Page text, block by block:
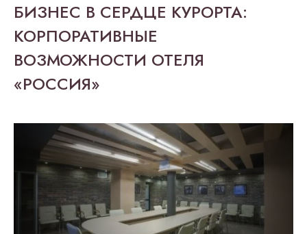
БИЗНЕС В СЕРДЦЕ КУРОРТА:
КОРПОРАТИВНЫЕ
ВОЗМОЖНОСТИ ОТЕЛЯ
«РОССИЯ»